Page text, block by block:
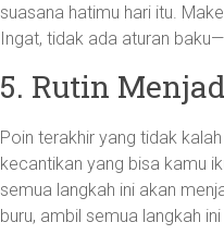
suasana hatimu hari itu.
Ingat, tidak ada aturan
5. Rutin
Poin terakhir yang tidak
kecantikan yang bisa kamu
semua langkah ini akan
buru, ambil semua langkah